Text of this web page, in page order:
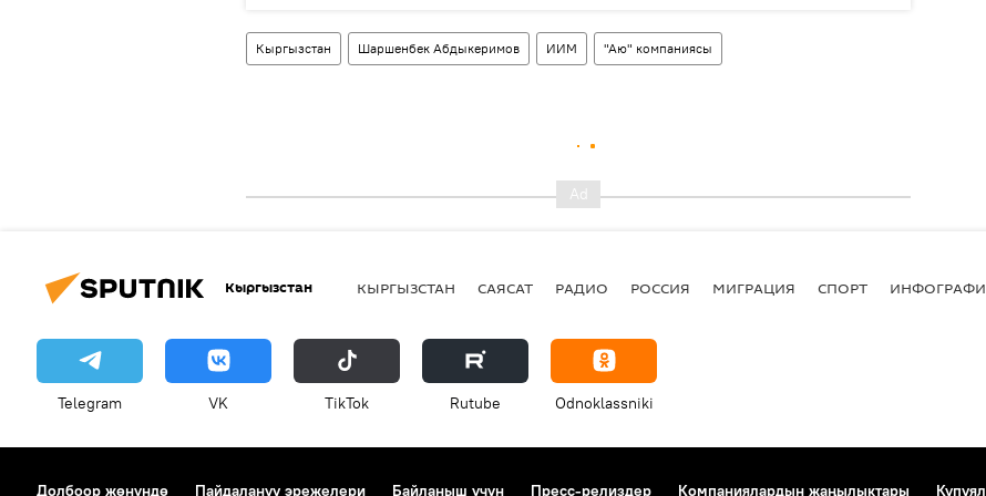
Кыргызстан Шаршенбек Абдыкеримов ИИМ "Аю" компаниясы
Кыргызстан КЫРГЫЗСТАН САЯСАТ РАДИО РОССИЯ МИГРАЦИЯ СПОРТ
Telegram VK ТikТоk Rutube Odnoklassniki
Долбоор жөнүндө Пайдалануу эрежелери Байланыш үчүн Пресс-релиздер Компаниялардын жаңылыктары